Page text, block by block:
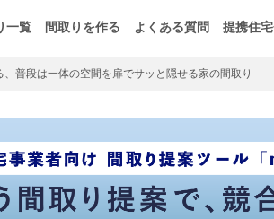
一覧 間取りを作る よくある質問 提携住
普段は一体の空間を扉でサッと隠せる家の間取り